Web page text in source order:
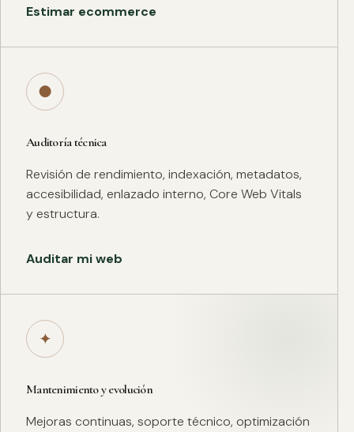
Estimar ecommerce
●
Auditoría técnica
Revisión de rendimiento, indexación, metadatos,
accesibilidad, enlazado interno, Core Web Vitals
y estructura.
Auditar mi web
✦
Mantenimiento y evolución
Mejoras continuas, soporte técnico, optimización